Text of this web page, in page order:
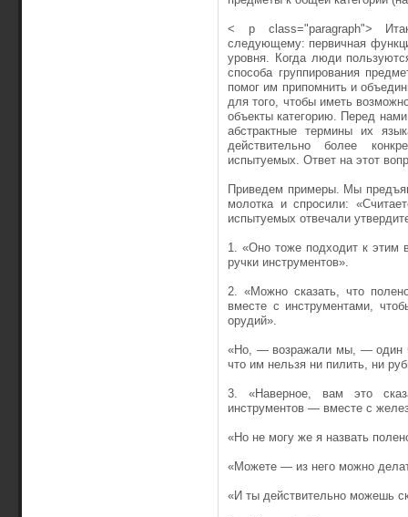
< p class="paragraph">
следующему: первичная
уровня. Когда люди
способа группирования
помог им припомнить и
для того, чтобы иметь
объекты категорию. Перед
абстрактные термины их
действительно более
испытуемых. Ответ на этот
Приведем примеры. Мы
молотка и спросили:
испытуемых отвечали
1. «Оно тоже подходит к
ручки инструментов».
2. «Можно сказать, что
вместе с инструментами,
орудий».
«Но, — возражали мы, — один
что им нельзя ни пилить, ни
3. «Наверное, вам это
инструментов — вместе с
«Но не могу же я назвать
«Можете — из него можно
«И ты действительно можешь